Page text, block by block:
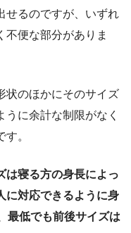
せるのですが、いずれ
不便な部分がありま
状のほかにそのサイズ
うに余計な制限がなく
。
は寝る方の身長によっ
に対応できるように身
最低でも前後サイズは